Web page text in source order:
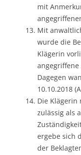
mit
Mit
wurde die
Klägerin
Dagegen
10.10.2018
Die Klägerin
zulässig als
ergebe sich
der